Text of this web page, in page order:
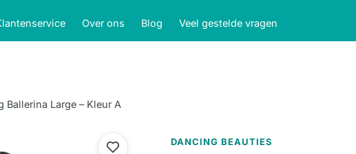
Over ons Blog Veel gestelde vragen
Ballerina Large – Kleur A
DANCING BEAUTIES